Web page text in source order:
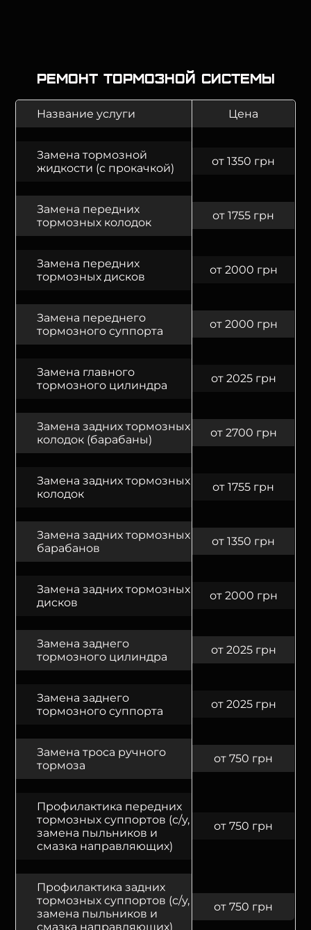
Ремонт тормозной системы
Название услуги Цена
Замена тормозной
жидкости (с прокачкой)
от 1350 грн
Замена передних
тормозных колодок
от 1755 грн
Замена передних
тормозных дисков
от 2000 грн
Замена переднего
тормозного суппорта
от 2000 грн
Замена главного
тормозного цилиндра
от 2025 грн
Замена задних тормозных
колодок (барабаны)
от 2700 грн
Замена задних тормозных
колодок
от 1755 грн
Замена задних тормозных
барабанов
от 1350 грн
Замена задних тормозных
дисков
от 2000 грн
Замена заднего
тормозного цилиндра
от 2025 грн
Замена заднего
тормозного суппорта
от 2025 грн
Замена троса ручного
тормоза
от 750 грн
Профилактика передних
тормозных суппортов (с/у,
замена пыльников и
смазка направляющих)
от 750 грн
Профилактика задних
тормозных суппортов (с/у,
замена пыльников и
смазка направляющих)
от 750 грн